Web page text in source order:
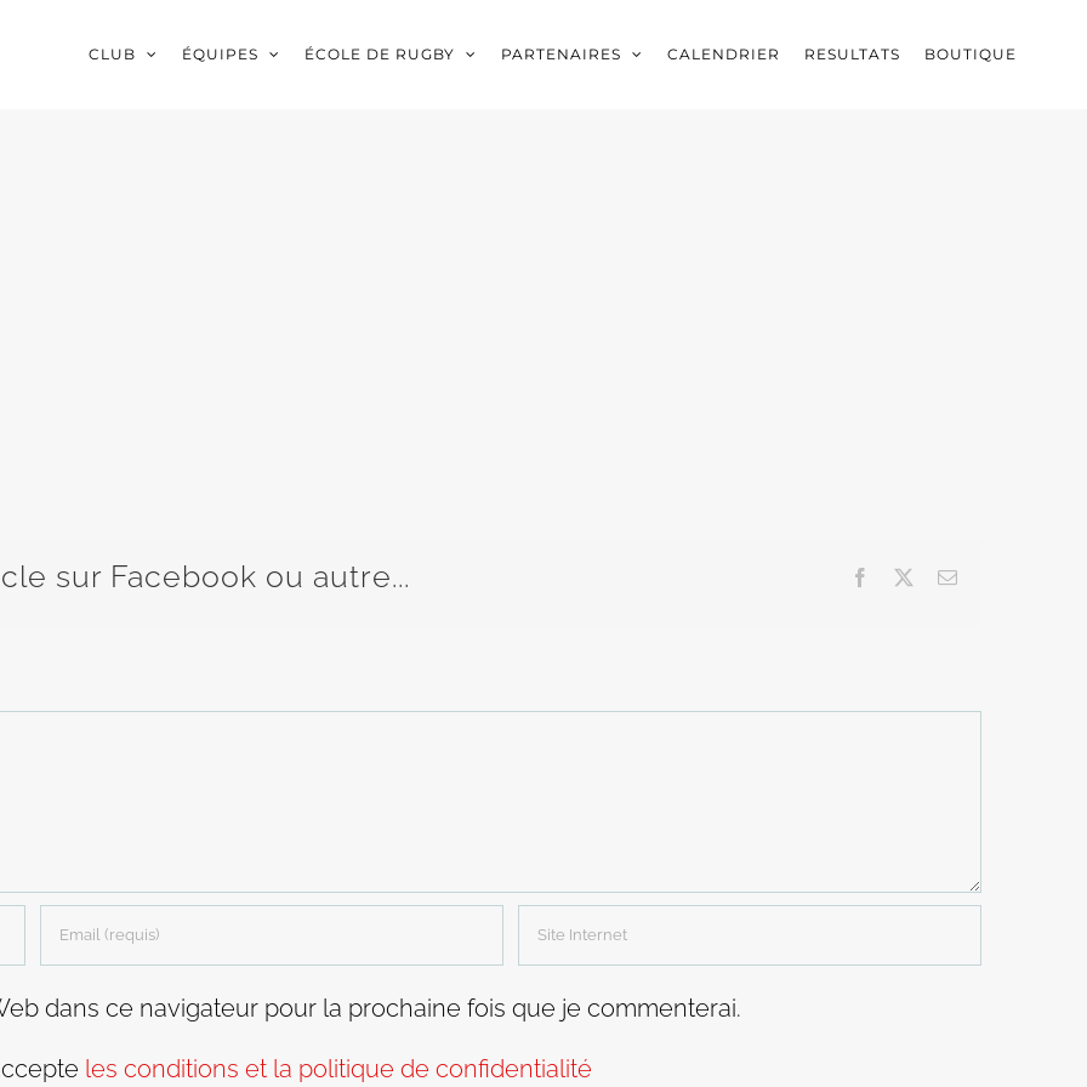
CLUB ÉQUIPES ÉCOLE DE RUGBY PARTENAIRES CALENDRIER RESULTATS BOUTIQUE
sur Facebook ou autre... Facebook Email
dans ce navigateur pour la prochaine fois que je commenterai.
les conditions et la politique de confidentialité